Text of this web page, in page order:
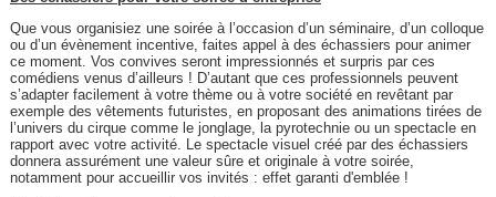
Que vous organisiez une soirée à l’occasion d’un séminaire, d’un colloque
ou d’un évènement incentive, faites appel à des échassiers pour animer
ce moment. Vos convives seront impressionnés et surpris par ces
comédiens venus d’ailleurs ! D’autant que ces professionnels peuvent
s’adapter facilement à votre thème ou à votre société en revêtant par
exemple des vêtements futuristes, en proposant des animations tirées de
l’univers du cirque comme le jonglage, la pyrotechnie ou un spectacle en
rapport avec votre activité. Le spectacle visuel créé par des échassiers
donnera assurément une valeur sûre et originale à votre soirée,
notamment pour accueillir vos invités : effet garanti d'emblée !